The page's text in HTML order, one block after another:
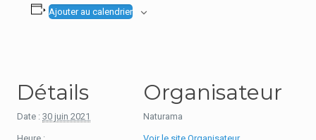
Ajouter au calendrier
Détails
Date : 30 juin 2021
Organisateur
Naturama